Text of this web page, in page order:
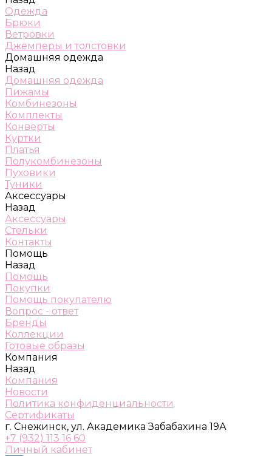
Одежда
Брюки
Ветровки
Джемперы и толстовки
Домашняя одежда
Назад
Домашняя одежда
Пижамы
Комбинезоны
Комплекты
Конверты
Куртки
Платья
Полукомбинезоны
Пуховики
Туники
Аксессуары
Назад
Аксессуары
Стельки
Контакты
Помощь
Назад
Помощь
Покупки
Помощь покупателю
Вопрос - ответ
Бренды
Коллекции
Готовые образы
Компания
Назад
Компания
Новости
Политика конфиденциальности
Сертификаты
г. Снежинск, ул. Академика Забабахина 19А
+7 (932) 113 16 60
Личный кабинет